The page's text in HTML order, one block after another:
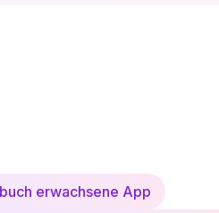
erwachsene App